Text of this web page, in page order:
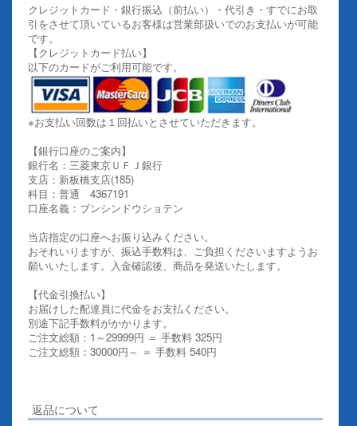
クレジットカード・銀行振込（前払い）・代引き・すでにお取
引をさせて頂いているお客様は営業部扱いでのお支払いが可能
です。
【クレジットカード払い】
以下のカードがご利用可能です。
※お支払い回数は１回払いとさせていただきます。
【銀行口座のご案内】
銀行名：三菱東京ＵＦＪ銀行
支店：新板橋支店(185)
科目：普通 4367191
口座名義：ブンシンドウショテン
当店指定の口座へお振り込みください。
おそれいりますが、振込手数料は、ご負担くださいますようお
願いいたします。入金確認後、商品を発送いたします。
【代金引換払い】
お届けした配達員に代金をお支払ください。
別途下記手数料がかかります。
ご注文総額：1～29999円 ＝ 手数料 325円
ご注文総額：30000円～ ＝ 手数料 540円
返品について